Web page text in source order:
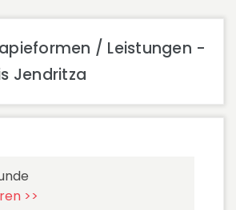
/ Leistungen -
Jendritza
>>